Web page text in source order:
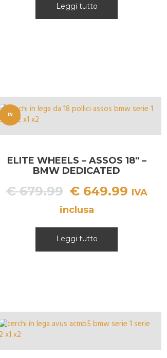
Leggi tutto
IN
OFFERT
ELITE WHEELS – ASSOS 18″ –
BMW DEDICATED
€679.99 Il
prezzo
era:
€ 679.99.
€649.99IlIVA
inclusa
Leggi tutto